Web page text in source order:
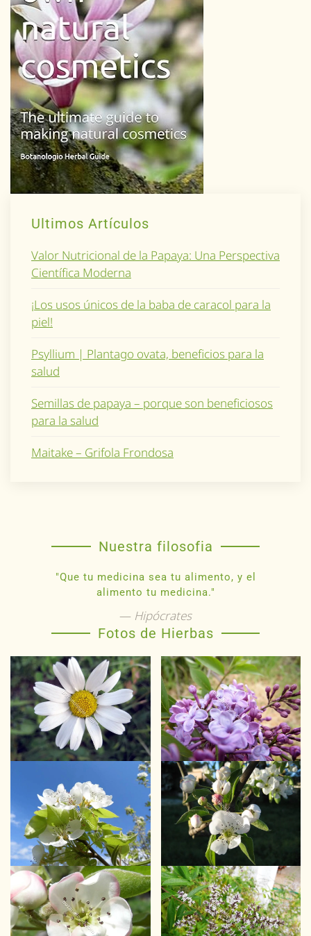
Ultimos Artículos
Valor Nutricional de la Papaya: Una Perspectiva
Científica Moderna
¡Los usos únicos de la baba de caracol para la
piel!
Psyllium | Plantago ovata, beneficios para la
salud
Semillas de papaya – porque son beneficiosos
para la salud
Maitake – Grifola Frondosa
Nuestra filosofia
"Que tu medicina sea tu alimento, y el
alimento tu medicina."
Hipócrates
Fotos de Hierbas